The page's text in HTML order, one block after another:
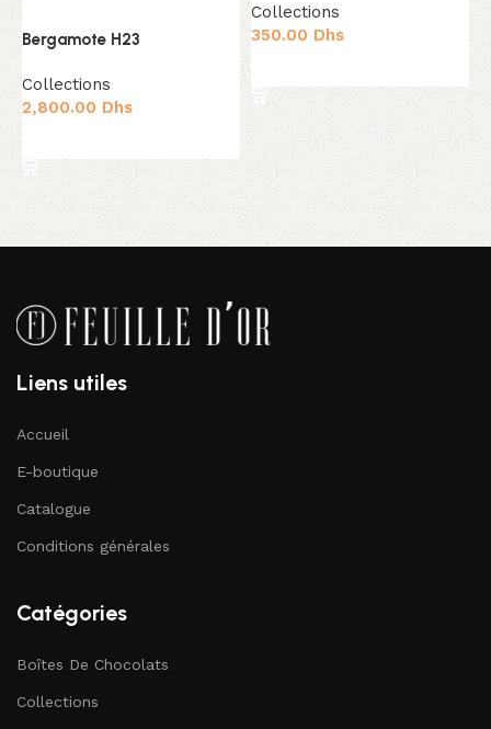
Bergamote H23
Collections
2,800.00 Dhs
Collections
350.00 Dhs
Liens utiles
Accueil
E-boutique
Catalogue
Conditions générales
Catégories
Boîtes De Chocolats
Collections